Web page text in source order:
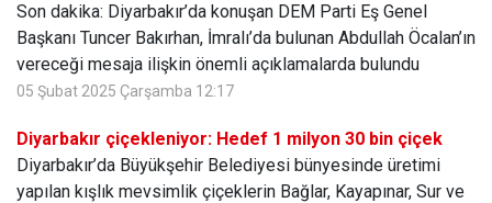
Son dakika: Diyarbakır’da konuşan DEM Parti Eş Genel
Başkanı Tuncer Bakırhan, İmralı’da bulunan Abdullah Öcalan’ın
vereceği mesaja ilişkin önemli açıklamalarda bulundu
05 Şubat 2025 Çarşamba 12:17
Diyarbakır çiçekleniyor: Hedef 1 milyon 30 bin çiçek
Diyarbakır’da Büyükşehir Belediyesi bünyesinde üretimi
yapılan kışlık mevsimlik çiçeklerin Bağlar, Kayapınar, Sur ve